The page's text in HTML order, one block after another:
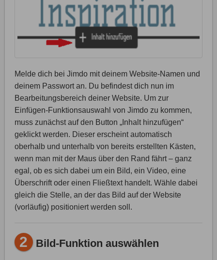
Melde dich bei Jimdo mit deinem Website-Namen und
deinem Passwort an. Du befindest dich nun im
Bearbeitungsbereich deiner Website. Um zur
Einfügen-Funktionsauswahl von Jimdo zu kommen,
muss zunächst auf den Button „Inhalt hinzufügen“
geklickt werden. Dieser erscheint automatisch
oberhalb und unterhalb von bereits erstellten Kästen,
wenn man mit der Maus über den Rand fährt – ganz
egal, ob es sich dabei um ein Bild, ein Video, eine
Überschrift oder einen Fließtext handelt. Wähle dabei
gleich die Stelle, an der das Bild auf der Website
(vorläufig) positioniert werden soll.
2 Bild-Funktion auswählen